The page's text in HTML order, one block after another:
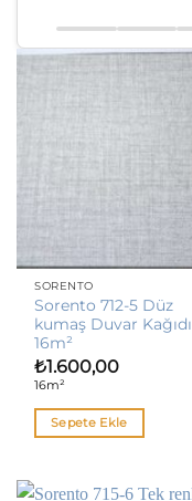
SORENTO
Sorento 712-5 Düz
kumaş Duvar Kağıdı
16m²
₺1.600,00
16m²
Sepete Ekle